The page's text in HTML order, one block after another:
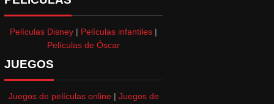
Películas Disney | Películas infantiles |
Películas de Óscar
JUEGOS
Juegos de películas online| Juegos de